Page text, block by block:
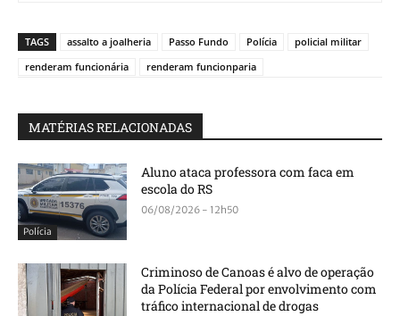
TAGS assalto a joalheria Passo Fundo Polícia
policial militar
renderam funcionária
renderam funcionparia
MATÉRIAS RELACIONADAS
Polícia
Aluno ataca professora com faca em
escola do RS
06/08/2026 - 12h50
Criminoso de Canoas é alvo de operação
da Polícia Federal por envolvimento com
tráfico internacional de drogas